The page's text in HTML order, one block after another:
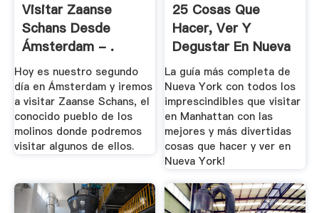
Visitar Zaanse
Schans Desde
Ámsterdam - .
Hoy es nuestro segundo
día en Ámsterdam y iremos
a visitar Zaanse Schans, el
conocido pueblo de los
molinos donde podremos
visitar algunos de ellos.
25 Cosas Que
Hacer, Ver Y
Degustar En Nueva
York .
La guía más completa de
Nueva York con todos los
imprescindibles que visitar
en Manhattan con las
mejores y más divertidas
cosas que hacer y ver en
Nueva York!